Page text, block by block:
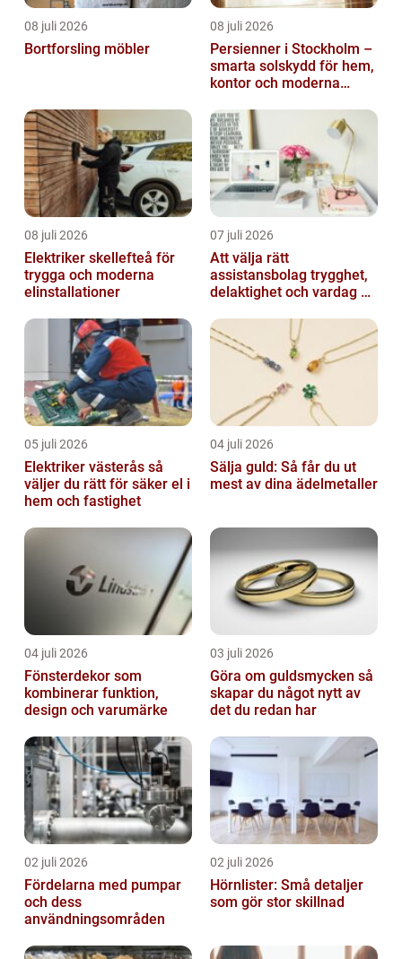
08 juli 2026
Bortforsling möbler
08 juli 2026
Persienner i Stockholm –
smarta solskydd för hem,
kontor och moderna
08 juli 2026
Elektriker skellefteå för
trygga och moderna
elinstallationer
07 juli 2026
Att välja rätt
assistansbolag trygghet,
delaktighet och vardag på
05 juli 2026
Elektriker västerås så
väljer du rätt för säker el i
hem och fastighet
04 juli 2026
Sälja guld: Så får du ut
mest av dina ädelmetaller
04 juli 2026
Fönsterdekor som
kombinerar funktion,
design och varumärke
03 juli 2026
Göra om guldsmycken så
skapar du något nytt av
det du redan har
02 juli 2026
Fördelarna med pumpar
och dess
användningsområden
02 juli 2026
Hörnlister: Små detaljer
som gör stor skillnad